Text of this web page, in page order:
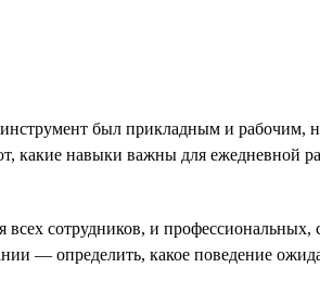
был прикладным и рабочим,
какие навыки важны для ежедневной
сотрудников, и
— определить, какое поведение